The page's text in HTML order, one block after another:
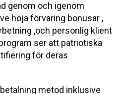
genom och igenom
höja förvaring bonusar ,
,och personlig klient
ser att patriotiska
för deras
metod inklusive